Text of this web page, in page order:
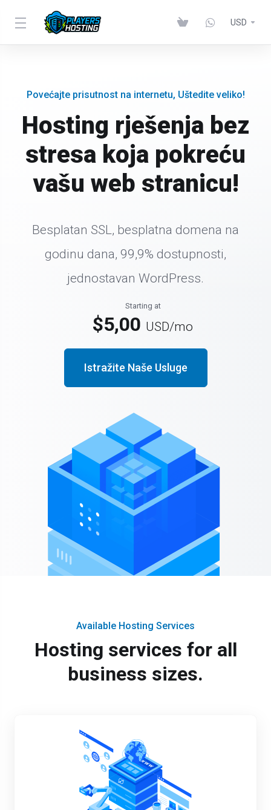
USD
Povećajte prisutnost na internetu, Uštedite veliko!
Hosting rješenja bez
stresa koja pokreću
vašu web stranicu!
Besplatan SSL, besplatna domena na
godinu dana, 99,9% dostupnosti,
jednostavan WordPress.
Istražite Naše Usluge
Starting at
$5,00 USD/mo
Available Hosting Services
Hosting services for all
business sizes.